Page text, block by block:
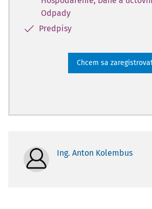
Odpady
Predpisy
Chcem sa
Ing. Anton Kolembus